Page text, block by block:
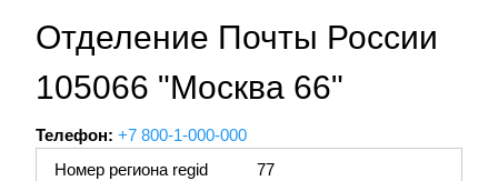
Отделение Почты России
105066 "Москва 66"
Телефон: +7 800-1-000-000
Номер региона regid
77